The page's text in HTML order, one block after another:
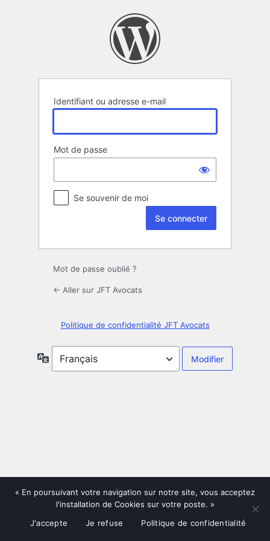
Identifiant ou adresse e-mail
Mot de passe
Se souvenir de moi
Mot de passe oublié ?
← Aller sur JFT Avocats
Politique de confidentialité JFT Avocats
Langue
« En poursuivant votre navigation sur notre site, vous acceptez
l'installation de Cookies sur votre poste. »
J'accepte
Je refuse Politique de confidentialité